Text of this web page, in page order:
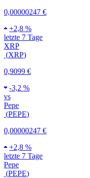
0,00000247 €
+2,8 %
letzte 7 Tage
XRP
(XRP)
0,9099 €
-3,2 %
vs
Pepe
(PEPE)
0,00000247 €
+2,8 %
letzte 7 Tage
Pepe
(PEPE)